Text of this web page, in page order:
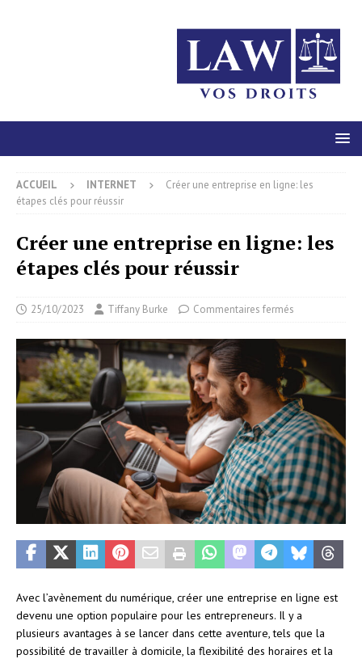
ACCUEIL INTERNET
Créer une entreprise en ligne: les
étapes clés pour réussir
Créer une entreprise en ligne: les
étapes clés pour réussir
25/10/2023 Tiffany Burke Commentaires fermés
Avec l’avènement du numérique, créer une entreprise en ligne est
devenu une option populaire pour les entrepreneurs. Il y a
plusieurs avantages à se lancer dans cette aventure, tels que la
possibilité de travailler à domicile, la flexibilité des horaires et la